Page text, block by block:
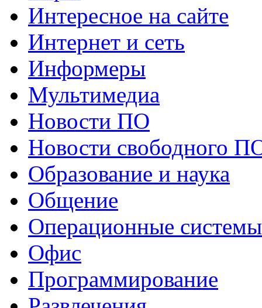
Интересное на сайте
Интернет и сеть
Информеры
Мультимедиа
Новости ПО
Новости свободного
Образование и наука
Общение
Операционные системы
Офис
Программирование